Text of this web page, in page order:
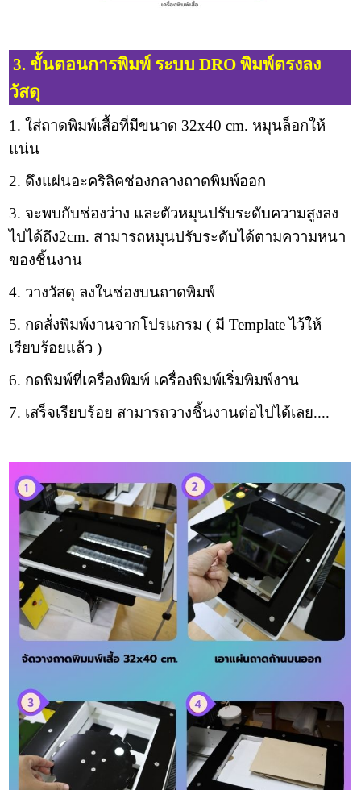
3. ขั้นตอนการพิมพ์ ระบบ DRO พิมพ์ตรงลง
วัสดุ
1. ใส่ถาดพิมพ์เสื้อที่มีขนาด 32x40 cm. หมุนล็อกให้
แน่น
2. ดึงแผ่นอะคริลิคช่องกลางถาดพิมพ์ออก
3. จะพบกับช่องว่าง และตัวหมุนปรับระดับความสูงลง
ไปได้ถึง2cm. สามารถหมุนปรับระดับได้ตามความหนา
ของชิ้นงาน
4. วางวัสดุ ลงในช่องบนถาดพิมพ์
5. กดสั่งพิมพ์งานจากโปรแกรม ( มี Template ไว้ให้
เรียบร้อยแล้ว )
6. กดพิมพ์ที่เครื่องพิมพ์ เครื่องพิมพ์เริ่มพิมพ์งาน
7. เสร็จเรียบร้อย สามารถวางชิ้นงานต่อไปได้เลย....